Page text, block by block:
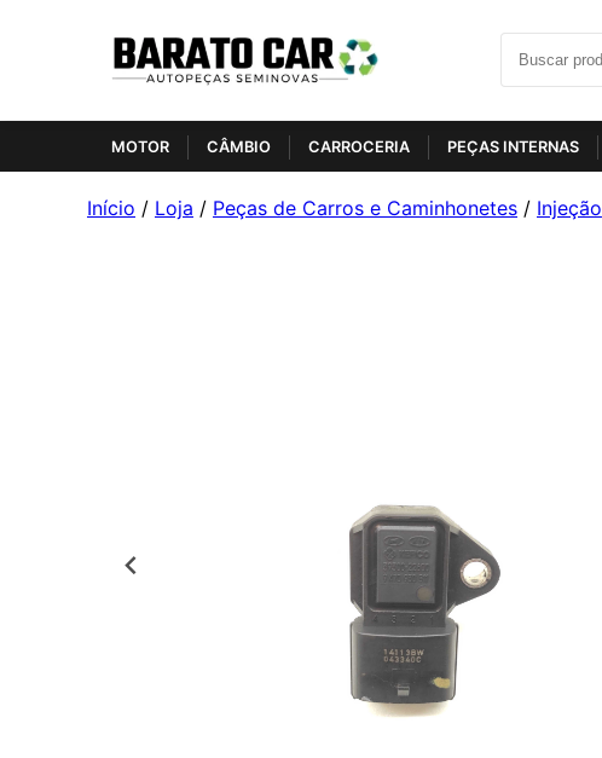
MOTOR CÂMBIO CARROCERIA PEÇAS INTERNAS
Início / Loja / Peças de Carros e Caminhonetes / Injeção